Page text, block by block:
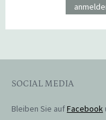
SOCIAL MEDIA
Bleiben Sie aufFacebook